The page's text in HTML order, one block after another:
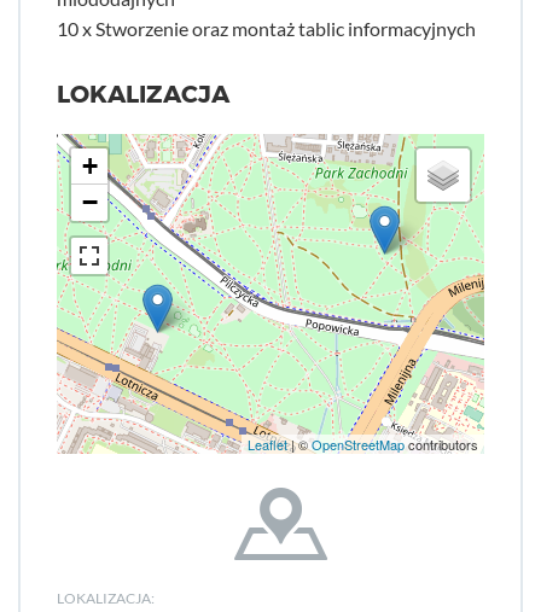
10 x Stworzenie oraz montaż tablic informacyjnych
LOKALIZACJA
+
−
Leaflet| ©OpenStreetMapcontributors
LOKALIZACJA: